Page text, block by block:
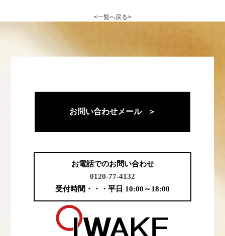
<一覧へ戻る>
お問い合わせメール ＞
お電話でのお問い合わせ
0120-77-4132
受付時間・・・平日 10:00～18:00